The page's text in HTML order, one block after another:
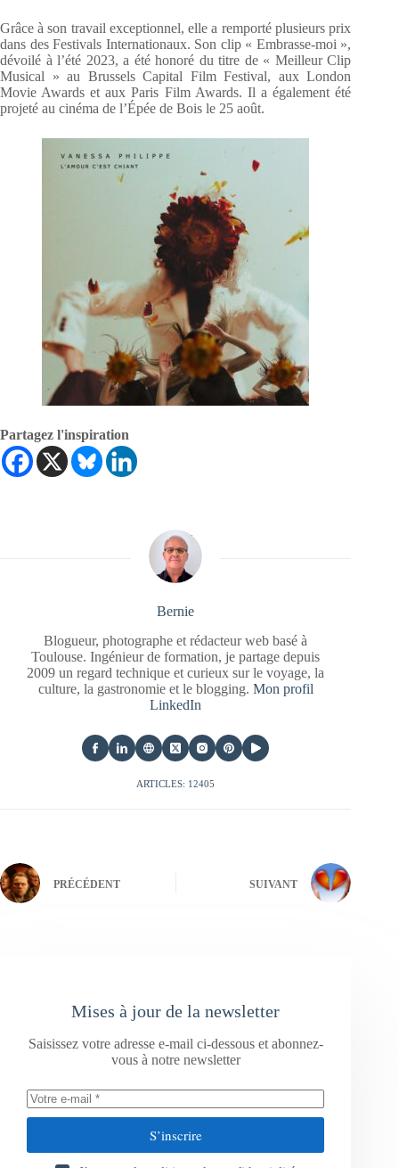
Grâce à son travail exceptionnel, elle a remporté plusieurs prix
dans des Festivals Internationaux. Son clip « Embrasse-moi »,
dévoilé à l’été 2023, a été honoré du titre de « Meilleur Clip
Musical » au Brussels Capital Film Festival, aux London
Movie Awards et aux Paris Film Awards. Il a également été
projeté au cinéma de l’Épée de Bois le 25 août.
Partagez l'inspiration
Bernie
Blogueur, photographe et rédacteur web basé à
Toulouse. Ingénieur de formation, je partage depuis
2009 un regard technique et curieux sur le voyage, la
culture, la gastronomie et le blogging. Mon profil
LinkedIn
ARTICLES: 12405
PRÉCÉDENT SUIVANT
Mises à jour de la newsletter
Saisissez votre adresse e-mail ci-dessous et abonnez-
vous à notre newsletter
S’inscrire